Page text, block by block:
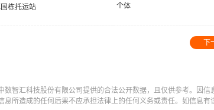
栋托运站 个体
下
数智汇科技股份有限公司提供的合法公开数据，且仅供参考。因
息所造成的任何后果不应承担法律上的任何义务或责任。如信息